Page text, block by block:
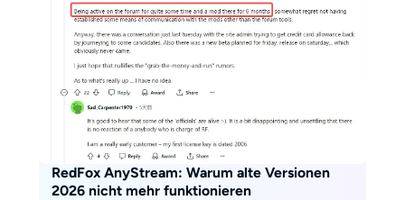
RedFox AnyStream: Warum alte Versionen
2026 nicht mehr funktionieren